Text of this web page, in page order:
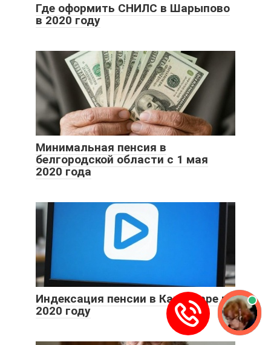
Где оформить СНИЛС в Шарыпово
в 2020 году
Минимальная пенсия в
белгородской области с 1 мая
2020 года
Индексация пенсии в Качканаре в
2020 году